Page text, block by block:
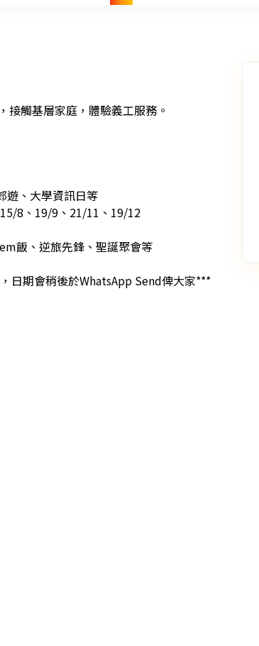
接觸基層家庭，體驗義工服務。
遊、大學資訊日等
8、19/9、21/11、19/12
飯、逆旅先鋒、聖誕聚會等
日期會稍後於WhatsApp Send俾大家***